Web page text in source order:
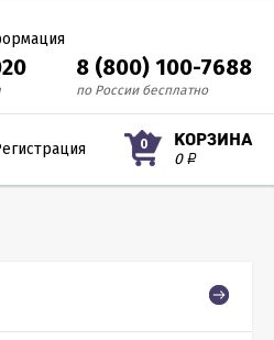
8 (800) 100-7688
по России бесплатно
0 КОРЗИНА
0 Р